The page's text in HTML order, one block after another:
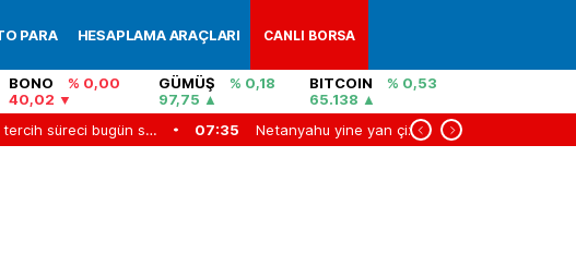
PARA HESAPLAMA ARAÇLARI CANLI BORSA
BONO
% 0,00
40,02
GÜMÜŞ
% 0,18
97,75
BITCOIN
% 0,53
65.138
YKS tercih süreci bugün sona eriyor 07:35 Netanyahu yine yan çizdi!